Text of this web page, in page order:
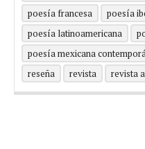
poesía francesa
poesía
poesía latinoamericana
poesía mexicana
reseña
revista revista